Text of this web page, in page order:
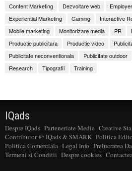
Content Marketing
Dezvoltare web
Experiential Marketing
Gaming Interactive
Mobile marketing
Monitorizare media PR
Productie publicitara
Productie video
Publicitate neconventionala
Publicitate outdoor
Research
Tipografii Training
IQads
Despre IQads Parteneriate Media Creative
Contributor @ IQads & SMARK Politica
Politica Comerciala Legal Info Prelucrarea
Termeni si Conditii Despre cookies